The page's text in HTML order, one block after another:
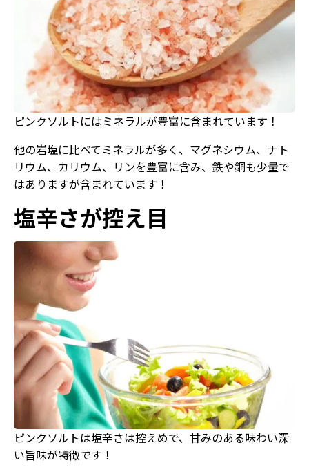
ピンクソルトにはミネラルが豊富に含まれています！
他の岩塩に比べてミネラルが多く、マグネシウム、ナト
リウム、カリウム、リンを豊富に含み、鉄や銅も少量で
はありますが含まれています！
塩辛さが控え目
ピンクソルトは塩辛さは控えめで、甘みのある味わい深
い旨味が特徴です！